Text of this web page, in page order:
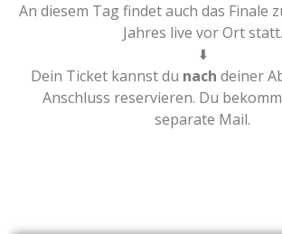
An diesem Tag findet auch das Finale
Jahres live vor Ort statt.
⬇️
Dein Ticket kannst du nach deiner
Anschluss reservieren. Du
separate Mail.